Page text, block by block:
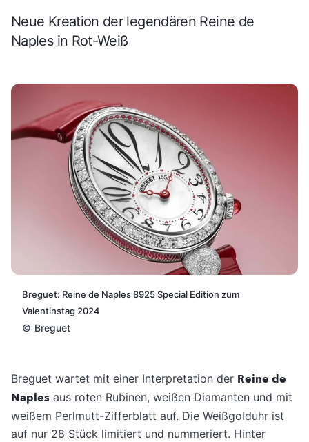
Neue Kreation der legendären Reine de
Naples in Rot-Weiß
Breguet: Reine de Naples 8925 Special Edition zum
Valentinstag 2024
© Breguet
Breguet wartet mit einer Interpretation der Reine de
Naples aus roten Rubinen, weißen Diamanten und mit
weißem Perlmutt-Zifferblatt auf. Die Weißgolduhr ist
auf nur 28 Stück limitiert und nummeriert. Hinter